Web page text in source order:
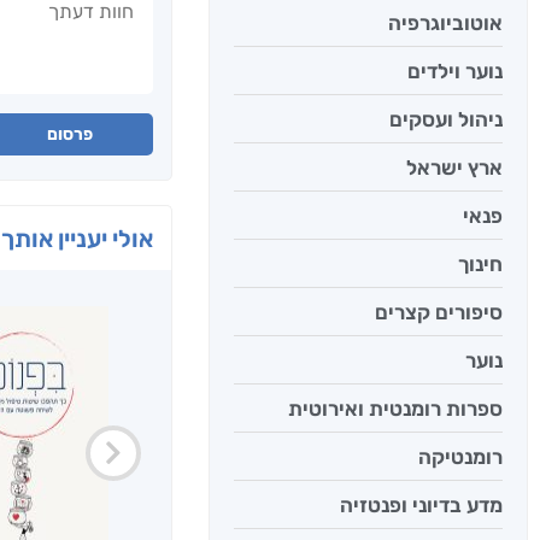
אוטוביוגרפיה
נוער וילדים
ניהול ועסקים
ארץ ישראל
פנאי
חינוך
סיפורים קצרים
נוער
ספרות רומנטית ואירוטית
רומנטיקה
מדע בדיוני ופנטזיה
פרסום
אולי יעניין